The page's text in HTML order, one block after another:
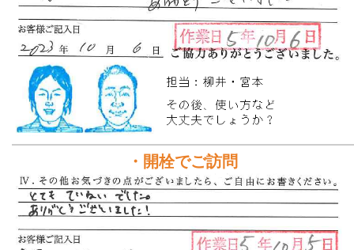
・開栓でご訪問